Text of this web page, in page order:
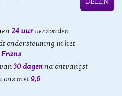
DELEN
24 uurverzonden
ondersteuning in het
Frans
van30 dagenna ontvangst
ons met 9,6